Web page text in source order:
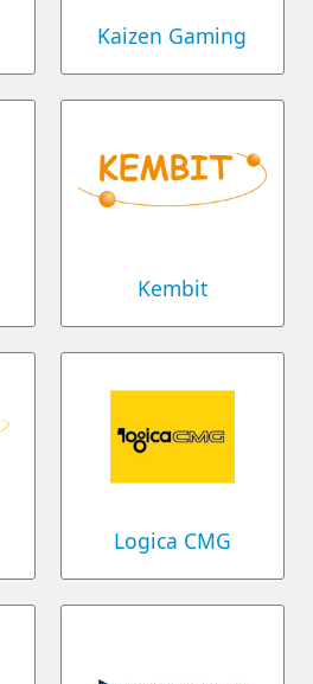
Kaizen Gaming
Kembit
Logica CMG